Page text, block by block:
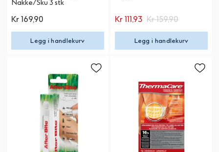
Nakke/Sku 3 stk
Kr 169,90
Legg i handlekurv
Kr 111,93 Kr 159,90
Legg i handlekurv